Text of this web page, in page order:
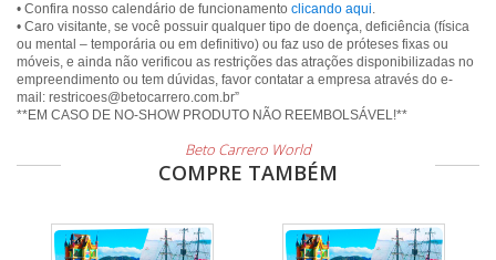
• Confira nosso calendário de funcionamento clicando aqui.
• Caro visitante, se você possuir qualquer tipo de doença, deficiência (física
ou mental – temporária ou em definitivo) ou faz uso de próteses fixas ou
móveis, e ainda não verificou as restrições das atrações disponibilizadas no
empreendimento ou tem dúvidas, favor contatar a empresa através do e-
mail: restricoes@betocarrero.com.br”
Beto Carrero World
COMPRE TAMBÉM